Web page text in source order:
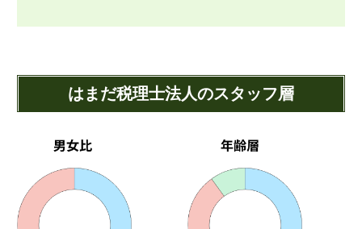
はまだ税理士法人のスタッフ層